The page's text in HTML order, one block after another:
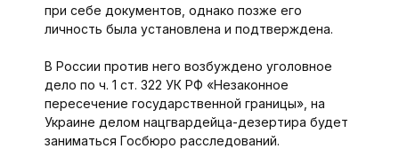
при себе документов, однако позже его
личность была установлена и подтверждена.
В России против него возбуждено уголовное
дело по ч. 1 ст. 322 УК РФ «Незаконное
пересечение государственной границы», на
Украине делом нацгвардейца-дезертира будет
заниматься Госбюро расследований.